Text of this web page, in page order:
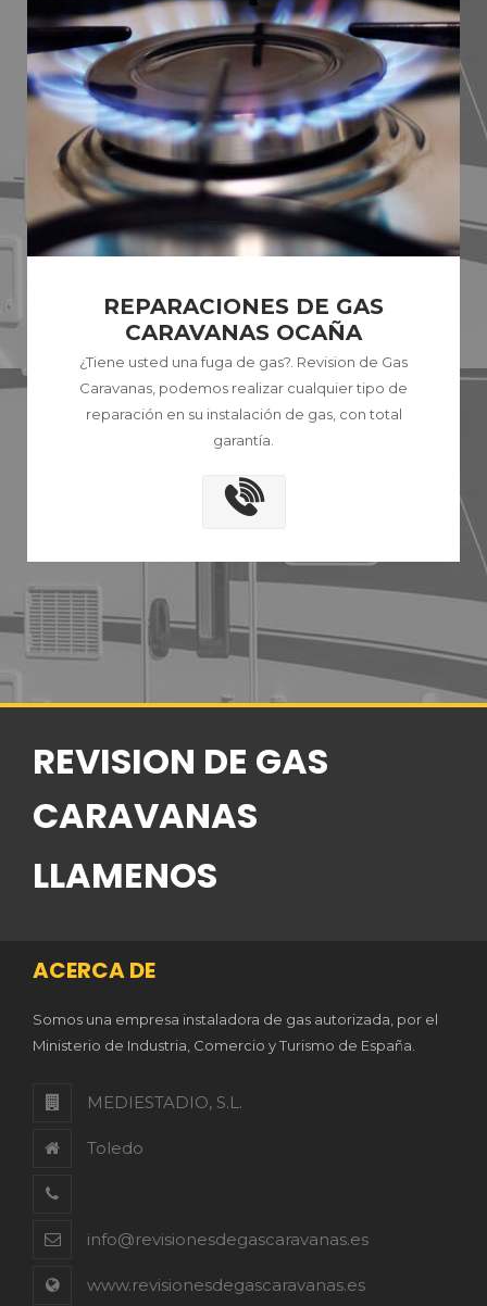
REPARACIONES DE GAS
CARAVANAS OCAÑA
¿Tiene usted una fuga de gas?. Revision de Gas
Caravanas, podemos realizar cualquier tipo de
reparación en su instalación de gas, con total
garantía.
REVISION DE GAS
CARAVANAS
LLAMENOS
ACERCA DE
Somos una empresa instaladora de gas autorizada, por el
Ministerio de Industria, Comercio y Turismo de España.
MEDIESTADIO, S.L.
Toledo
info@revisionesdegascaravanas.es
www.revisionesdegascaravanas.es